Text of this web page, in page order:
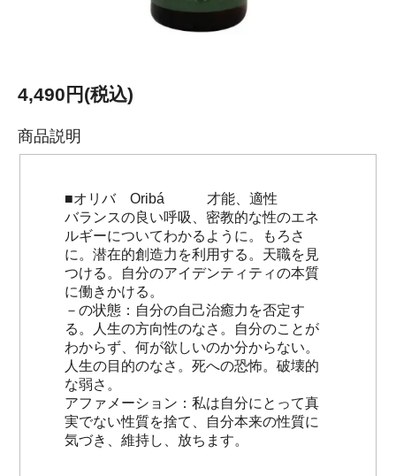
4,490円(税込)
商品説明
■オリバ Oribá 才能、適性
バランスの良い呼吸、密教的な性のエネ
ルギーについてわかるように。もろさ
に。潜在的創造力を利用する。天職を見
つける。自分のアイデンティティの本質
に働きかける。
－の状態：自分の自己治癒力を否定す
る。人生の方向性のなさ。自分のことが
わからず、何が欲しいのか分からない。
人生の目的のなさ。死への恐怖。破壊的
な弱さ。
アファメーション：私は自分にとって真
実でない性質を捨て、自分本来の性質に
気づき、維持し、放ちます。